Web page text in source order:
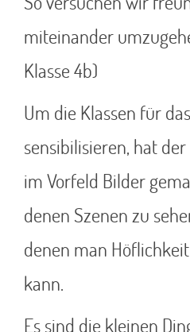
miteinander
Klasse 4b)
Um die Klassen für
sensibilisieren, hat
im Vorfeld Bilder
denen Szenen zu
denen man
kann.
Es sind die kleinen